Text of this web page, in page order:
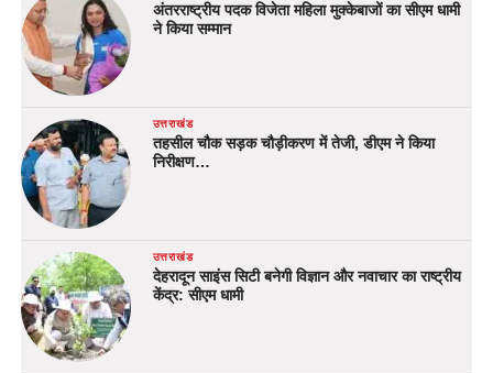
अंतरराष्ट्रीय पदक विजेता महिला मुक्केबाजों का सीएम धामी
ने किया सम्मान
उत्तराखंड
तहसील चौक सड़क चौड़ीकरण में तेजी, डीएम ने किया
निरीक्षण…
उत्तराखंड
देहरादून साइंस सिटी बनेगी विज्ञान और नवाचार का राष्ट्रीय
केंद्र: सीएम धामी